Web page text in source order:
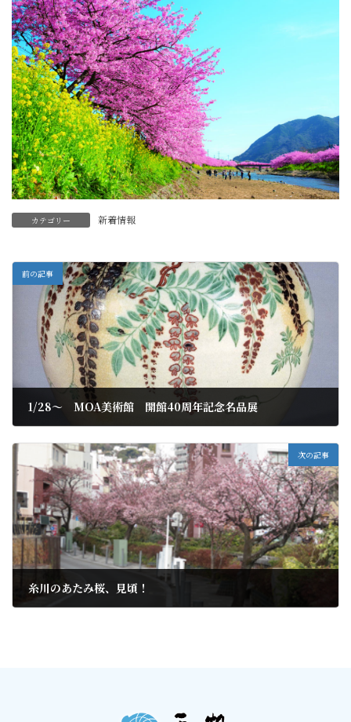
カテゴリー 新着情報
前の記事
1/28～ MOA美術館 開館40周年記念名品展
次の記事
糸川のあたみ桜、見頃！